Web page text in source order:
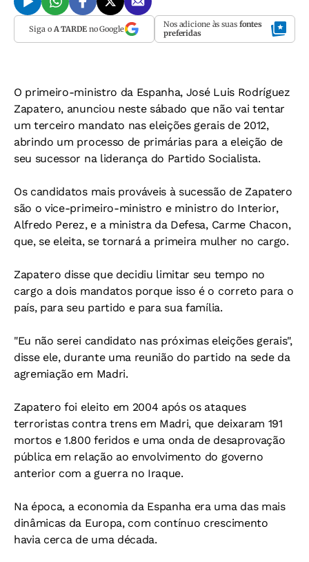
Siga o A TARDEno Google Nos adicione às suas fontes
preferidas
O primeiro-ministro da Espanha, José Luis Rodríguez
Zapatero, anunciou neste sábado que não vai tentar
um terceiro mandato nas eleições gerais de 2012,
abrindo um processo de primárias para a eleição de
seu sucessor na liderança do Partido Socialista.
Os candidatos mais prováveis à sucessão de Zapatero
são o vice-primeiro-ministro e ministro do Interior,
Alfredo Perez, e a ministra da Defesa, Carme Chacon,
que, se eleita, se tornará a primeira mulher no cargo.
Zapatero disse que decidiu limitar seu tempo no
cargo a dois mandatos porque isso é o correto para o
país, para seu partido e para sua família.
"Eu não serei candidato nas próximas eleições gerais",
disse ele, durante uma reunião do partido na sede da
agremiação em Madri.
Zapatero foi eleito em 2004 após os ataques
terroristas contra trens em Madri, que deixaram 191
mortos e 1.800 feridos e uma onda de desaprovação
pública em relação ao envolvimento do governo
anterior com a guerra no Iraque.
Na época, a economia da Espanha era uma das mais
dinâmicas da Europa, com contínuo crescimento
havia cerca de uma década.